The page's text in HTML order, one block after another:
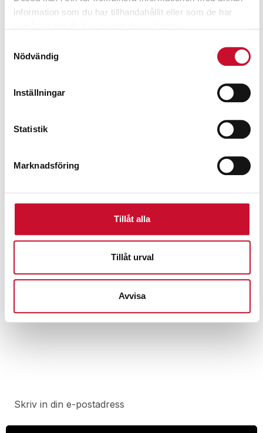
information som du har tillhandahållit eller som de har
Nödvändig
Inställningar
Statistik
Marknadsföring
Tillåt alla
Tillåt urval
Avvisa
Vinkelslip WE 19-180 Quick RT Metabo
3,695.00kr Exkl. moms